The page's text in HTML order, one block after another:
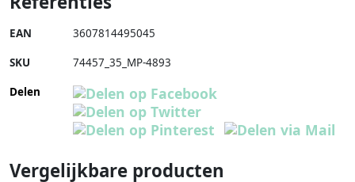
EAN 3607814495045
SKU 74457_35_MP-4893
Delen
Vergelijkbare producten